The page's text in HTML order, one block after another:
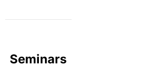
Seminars